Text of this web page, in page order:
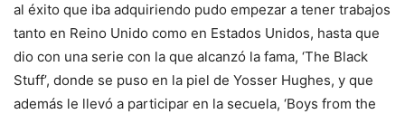
al éxito que iba adquiriendo pudo empezar a tener trabajos
tanto en Reino Unido como en Estados Unidos, hasta que
dio con una serie con la que alcanzó la fama, ‘The Black
Stuff’, donde se puso en la piel de Yosser Hughes, y que
además le llevó a participar en la secuela, ‘Boys from the